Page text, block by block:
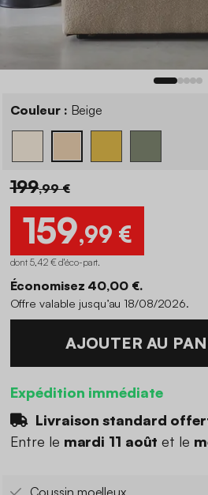
Couleur : Beige
199,99 €
159,99 €
dont 5,42 € d'éco-part.
Économisez 40,00 €.
Offre valable jusqu’au 18/08/2026.
AJOUTER AU
Expédition immédiate
Livraison standard
Entre le mardi 11 août et le